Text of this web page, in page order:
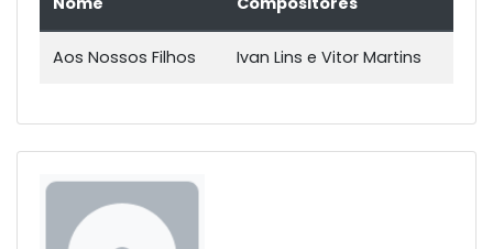
Aos Nossos Filhos Ivan Lins e Vitor Martins